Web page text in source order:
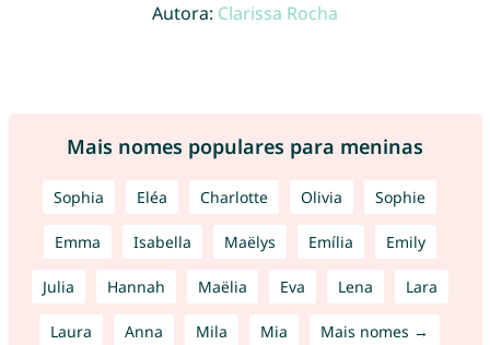
Autora: Clarissa Rocha
Mais nomes populares para meninas
Sophia Eléa Charlotte Olivia Sophie
Emma Isabella Maëlys Emília Emily
Julia Hannah Maëlia Eva Lena Lara
Laura Anna Mila Mia Mais nomes →